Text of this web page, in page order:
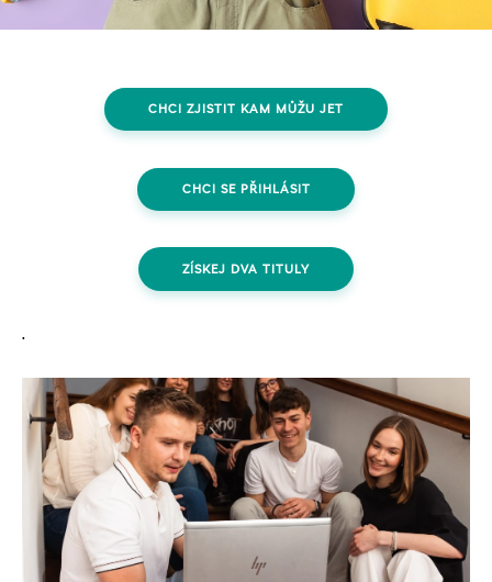
CHCI ZJISTIT KAM MŮŽU JET
CHCI SE PŘIHLÁSIT
ZÍSKEJ DVA TITULY
.